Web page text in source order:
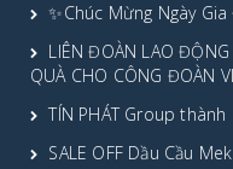
✨Chúc Mừng Ngày
LIÊN ĐOÀN LAO ĐỘNG
QUÀ CHO CÔNG ĐOÀN
TÍN PHÁT Group
SALE OFF Dầu Cầu